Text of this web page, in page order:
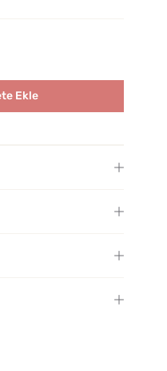
Ekle